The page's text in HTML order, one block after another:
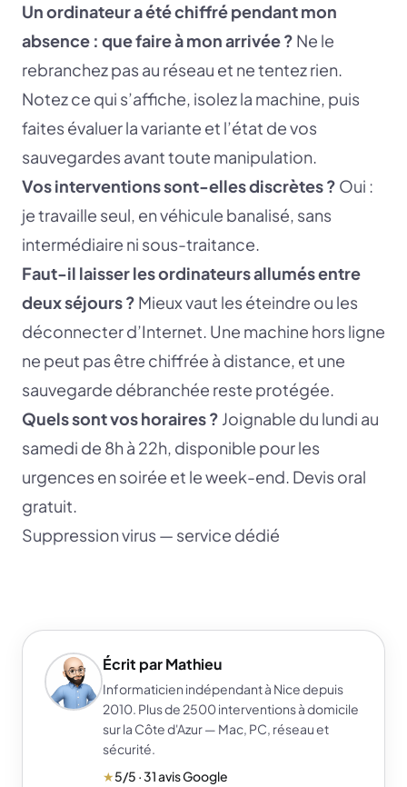
Un ordinateur a été chiffré pendant mon
absence : que faire à mon arrivée ? Ne le
rebranchez pas au réseau et ne tentez rien.
Notez ce qui s’affiche, isolez la machine, puis
faites évaluer la variante et l’état de vos
sauvegardes avant toute manipulation.
Vos interventions sont-elles discrètes ? Oui :
je travaille seul, en véhicule banalisé, sans
intermédiaire ni sous-traitance.
Faut-il laisser les ordinateurs allumés entre
deux séjours ? Mieux vaut les éteindre ou les
déconnecter d’Internet. Une machine hors ligne
ne peut pas être chiffrée à distance, et une
sauvegarde débranchée reste protégée.
Quels sont vos horaires ? Joignable du lundi au
samedi de 8h à 22h, disponible pour les
urgences en soirée et le week-end. Devis oral
gratuit.
Suppression virus — service dédié
Écrit par Mathieu
Informaticien indépendant à Nice depuis
2010. Plus de 2500 interventions à domicile
sur la Côte d'Azur — Mac, PC, réseau et
sécurité.
★5/5 · 31 avis Google